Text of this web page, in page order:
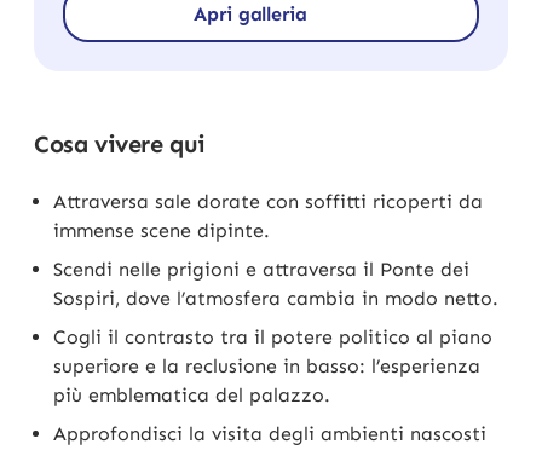
Apri galleria
Cosa vivere qui
Attraversa sale dorate con soffitti ricoperti da
immense scene dipinte.
Scendi nelle prigioni e attraversa il Ponte dei
Sospiri, dove l’atmosfera cambia in modo netto.
Cogli il contrasto tra il potere politico al piano
superiore e la reclusione in basso: l’esperienza
più emblematica del palazzo.
Approfondisci la visita degli ambienti nascosti